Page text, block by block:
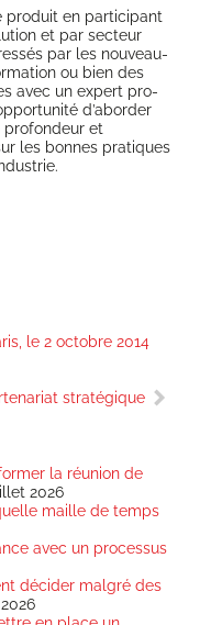
en par­ti­ci­pant
et par sec­teur
par les nou­veau­
ou bien des
avec un expert pro­
d’aborder
et
les bonnes pra­tiques
le 2 octobre 2014
stratégique
la réunion de
2026
maille de temps
avec un processus
décider malgré des